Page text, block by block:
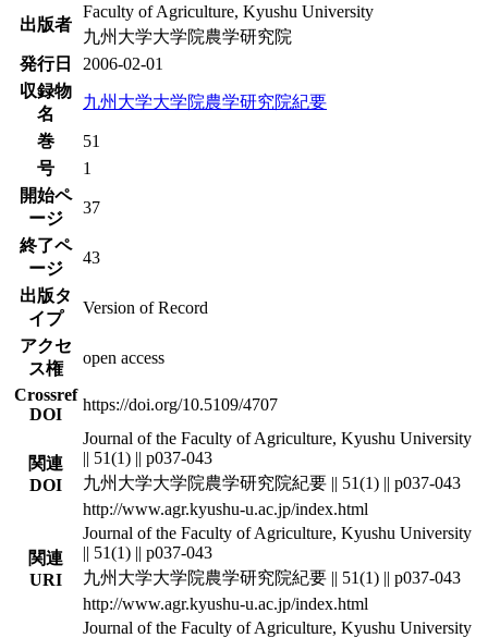
出版者
Faculty of Agriculture, Kyushu University
九州大学大学院農学研究院
発行日
2006-02-01
収録物
名
九州大学大学院農学研究院紀要
巻
51
号
1
開始ペ
ージ
37
終了ペ
ージ
43
出版タ
イプ
Version of Record
アクセ
ス権
open access
Crossref
DOI
https://doi.org/10.5109/4707
関連
DOI
Journal of the Faculty of Agriculture, Kyushu University
|| 51(1) || p037-043
九州大学大学院農学研究院紀要 || 51(1) || p037-043
http://www.agr.kyushu-u.ac.jp/index.html
関連
URI
Journal of the Faculty of Agriculture, Kyushu University
|| 51(1) || p037-043
九州大学大学院農学研究院紀要 || 51(1) || p037-043
http://www.agr.kyushu-u.ac.jp/index.html
Journal of the Faculty of Agriculture, Kyushu University